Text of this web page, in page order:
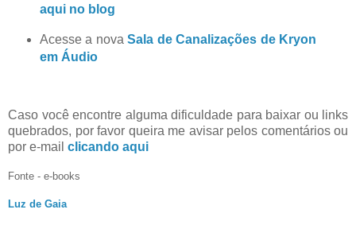
aqui no blog
Acesse a novaSala de Canalizações de Kryon
em Áudio
Caso você encontre alguma dificuldade para baixar ou links
quebrados, por favor queira me avisar pelos comentários ou
por e-mail clicando aqui
Fonte - e-books
Luz de Gaia